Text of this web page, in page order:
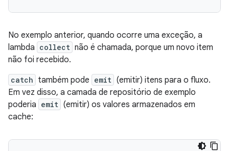
No exemplo anterior, quando ocorre uma exceção, a
lambda collect não é chamada, porque um novo item
não foi recebido.
catch também pode emit (emitir) itens para o fluxo.
Em vez disso, a camada de repositório de exemplo
poderia emit (emitir) os valores armazenados em
cache: